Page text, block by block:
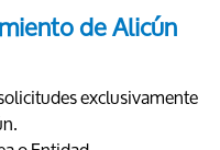
de Alicún
exclusivamente